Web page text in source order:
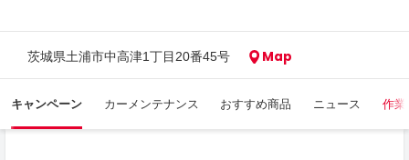
茨城県土浦市中高津1丁目20番45号 Map
キャンペーン カーメンテナンス おすすめ商品 ニュース 作業